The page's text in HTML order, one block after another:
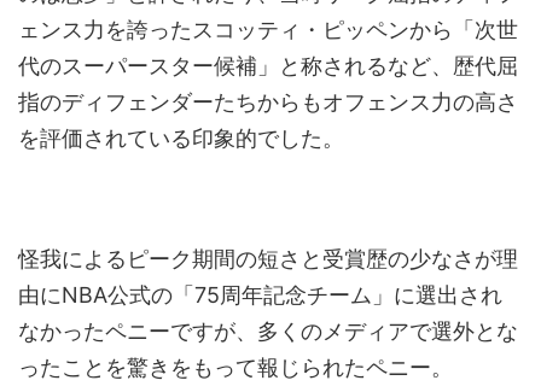
ェンス力を誇ったスコッティ・ピッペンから「次世
代のスーパースター候補」と称されるなど、歴代屈
指のディフェンダーたちからもオフェンス力の高さ
を評価されている印象的でした。
怪我によるピーク期間の短さと受賞歴の少なさが理
由にNBA公式の「75周年記念チーム」に選出され
なかったペニーですが、多くのメディアで選外とな
ったことを驚きをもって報じられたペニー。